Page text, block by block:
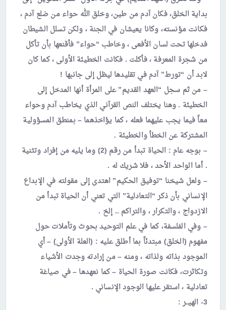
بداية الخلق، فكان آدم من طين، وخلق الله حواء من ضلع آدم ،
فكانت مؤنسته، وكانا يعيشان في الجنة ، ولكن تسلل الشيطان
فدخلها تحت لسان الأفعى ، وخاطب “حواء” فأقنعها بأن تأكل
من شجرة المعرفة ، فأكلت . فكانت الخطيئة الأولى ، كما كان
لابد أن “تورط” آدم في تقليدها ليظل إلى جانبها !
– من ثم سجل “العهد القديم” على المرأة أنها المدخل إلى
الخطيئة . وهنا يختلف النص القرآني الذي يخاطب آدم وحواء
معاً فيما يجب عليهما فعله ، كما يؤاخذهما – بمنطق المسؤولية
المشتركة عن الخطأ والخطيئة .
– بوجه عام : الحياة تبدأ من رقم (2) وما يليه من إفراد وتثنية
. أما الواحد الأحد ، فلا شريك له .
– ولعل شيخنا “توفيق الحكيم” اهتدى إلى مقولته في الإبداع
الإنساني بأن ذكر “التعادلية” التي تعني أن الحياة تبدأ من
الازدواج ، والتكرار ، والتراكم .. إلخ .
– وفي الفلسفة، كما في علم التوحيد بحوث وتأملات حول
مفهوم (الخلق) مبتدئاً بما أطلق عليه : (العلة الأولى) – أي
الموجود بذاته ولذاته ، ومنه – من إرادته وجدت الأشياء
وتكاثرت، فكانت صورة الحياة – كما نعهدها – في صياغة
تعادلية ، استقر عليها الوجود الإنساني .
3- الهيــر :